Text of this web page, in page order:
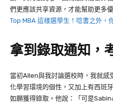
們更應該共享資源，才能幫助更多
Top MBA 這樣選學生！唸書之外，
拿到錄取通知，
當初Allen與我討論選校時，我就感
化學習環境的個性，又加上有西班
如願獲得錄取。他說：「可是